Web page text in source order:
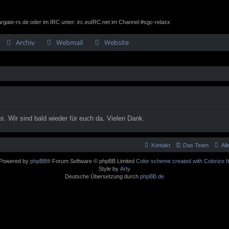
rs.de oder im IRC unter: irc.euIRC.net im Channel #sgc-relaxx
Archiv Webmail
Website
Wir sind bald wieder für euch da. Vielen Dank.
Das Team
Kontakt
Powered by phpBB® Forum Software © phpBB Limited Color scheme created with Colorize It.
Style by Arty
Deutsche Übersetzung durch phpBB.de